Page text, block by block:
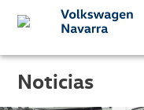
Noticias